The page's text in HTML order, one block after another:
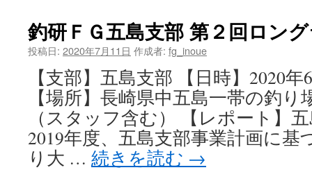
釣研ＦＧ五島支部 第２回ロン
投稿日: 2020年7月11日 作成者: fg_inoue
【支部】五島支部 【日時】2020
【場所】長崎県中五島一帯の釣り
（スタッフ含む） 【レポート】
2019年度、五島支部事業計画に基
り大 … 続きを読む →